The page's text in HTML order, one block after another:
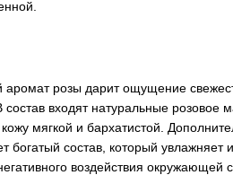
розы дарит ощущение
состав входят натуральные
мягкой и бархатистой.
богатый состав, который увлажняет
воздействия окружающей